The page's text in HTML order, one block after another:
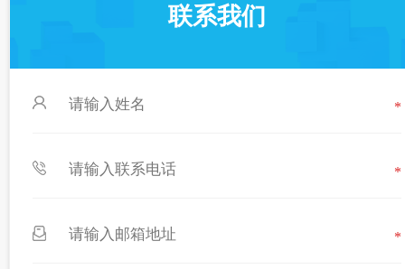
联系我们
*
*
*